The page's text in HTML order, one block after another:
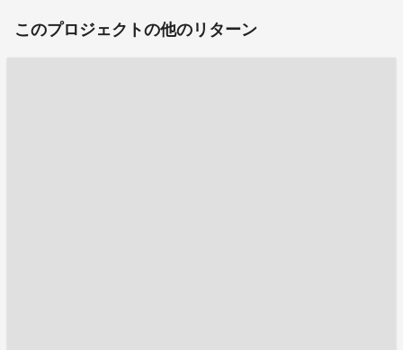
このプロジェクトの他のリターン